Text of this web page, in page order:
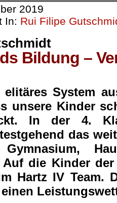
2019
In: Rui Filipe
Bildung –
elitäres System
unsere Kinder
In der 4.
das
Gymnasium,
die Kinder der
Hartz IV Team.